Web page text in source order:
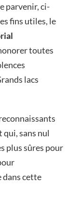
parvenir, ci-
fins utiles, le
toutes
lacs
sans nul
plus sûres pour
dans cette